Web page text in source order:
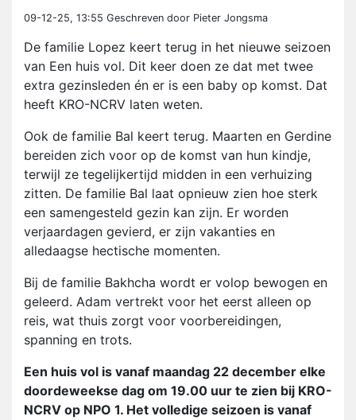
09-12-25, 13:55 Geschreven door Pieter Jongsma
De familie Lopez keert terug in het nieuwe seizoen
van Een huis vol. Dit keer doen ze dat met twee
extra gezinsleden én er is een baby op komst. Dat
heeft KRO-NCRV laten weten.
Ook de familie Bal keert terug. Maarten en Gerdine
bereiden zich voor op de komst van hun kindje,
terwijl ze tegelijkertijd midden in een verhuizing
zitten. De familie Bal laat opnieuw zien hoe sterk
een samengesteld gezin kan zijn. Er worden
verjaardagen gevierd, er zijn vakanties en
alledaagse hectische momenten.
Bij de familie Bakhcha wordt er volop bewogen en
geleerd. Adam vertrekt voor het eerst alleen op
reis, wat thuis zorgt voor voorbereidingen,
spanning en trots.
Een huis vol is vanaf maandag 22 december elke
doordeweekse dag om 19.00 uur te zien bij KRO-
NCRV op NPO 1. Het volledige seizoen is vanaf